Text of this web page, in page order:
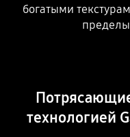
богатыми
технологией